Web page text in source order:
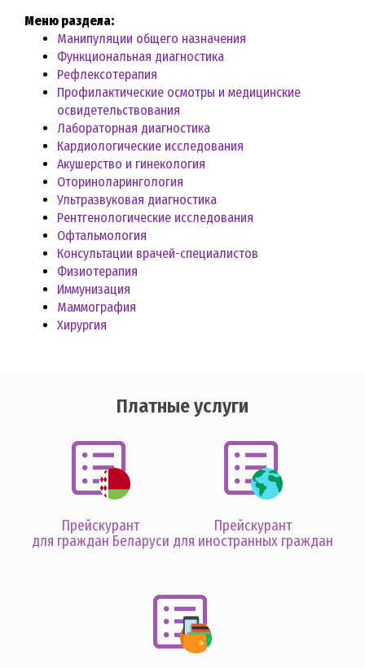
Меню раздела:
Манипуляции общего назначения
Функциональная диагностика
Рефлексотерапия
Профилактические осмотры и медицинские
освидетельствования
Лабораторная диагностика
Кардиологические исследования
Акушерство и гинекология
Оториноларингология
Ультразвуковая диагностика
Рентгенологические исследования
Офтальмология
Консультации врачей-специалистов
Физиотерапия
Иммунизация
Маммография
Хирургия
Платные услуги
Прейскурант
для граждан Беларуси
Прейскурант
для иностранных граждан